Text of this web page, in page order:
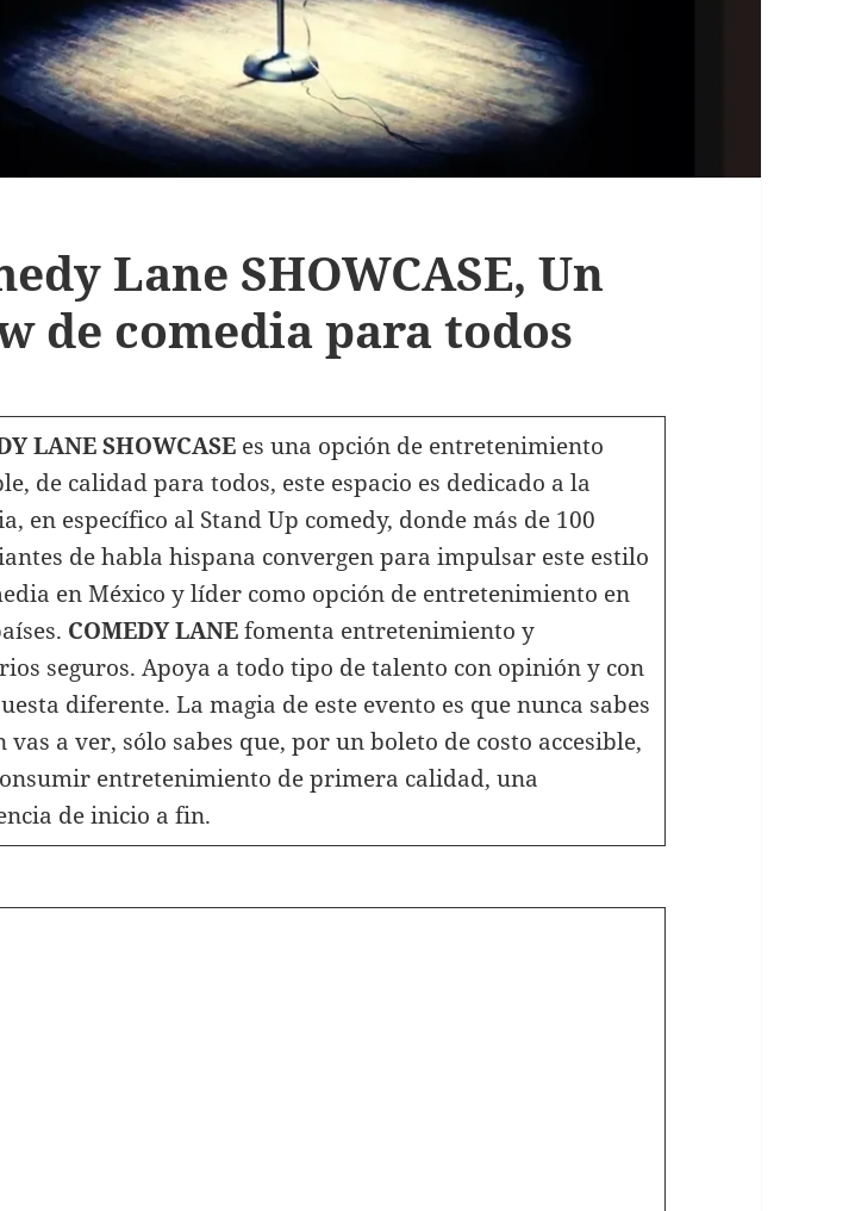
Lane SHOWCASE, Un
de comedia para todos
LANE SHOWCASEes una opción de entretenimiento
de calidad para todos, este espacio es dedicado a la
en específico al Stand Up comedy, donde más de 100
de habla hispana convergen para impulsar este estilo
en México y líder como opción de entretenimiento en
COMEDY LANEfomenta entretenimiento y
seguros. Apoya a todo tipo de talento con opinión y con
diferente. La magia de este evento es que nunca sabes
vas a ver, sólo sabes que, por un boleto de costo accesible,
entretenimiento de primera calidad, una
de inicio a fin.